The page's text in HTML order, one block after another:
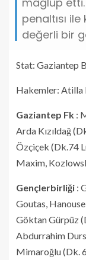
penaltısı
değerli bir
Stat: Gaziantep
Hakemler: Atilla
Gaziantep Fk :
Arda Kızıldağ
Özçiçek (Dk.74
Maxim,
Gençlerbirliği :
Goutas,
Göktan Gürpüz
Abdurrahim
Mimaroğlu (Dk.